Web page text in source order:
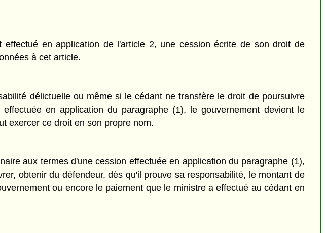
en application de l'article 2, une cession écrite de son droit de
à cet article.
délictuelle ou même si le cédant ne transfère le droit de poursuivre
en application du paragraphe (1), le gouvernement devient le
exercer ce droit en son propre nom.
aux termes d'une cession effectuée en application du paragraphe (1),
obtenir du défendeur, dès qu'il prouve sa responsabilité, le montant de
ou encore le paiement que le ministre a effectué au cédant en